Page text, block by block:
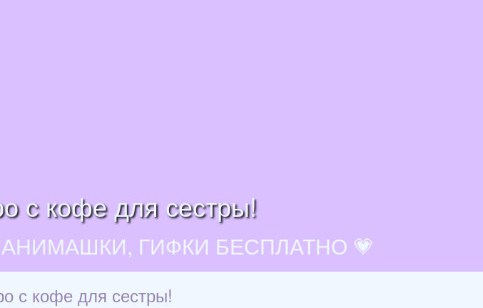
с кофе для сестры!
ГИФКИ БЕСПЛАТНО 💗
с кофе для сестры!